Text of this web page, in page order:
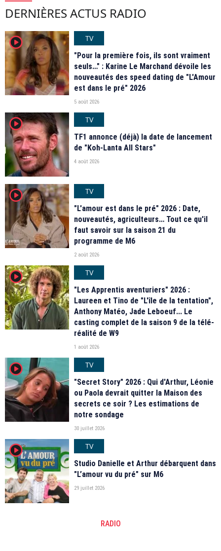
DERNIÈRES ACTUS RADIO
player2
TV
"Pour la première fois, ils sont vraiment
seuls…" : Karine Le Marchand dévoile les
nouveautés des speed dating de "L'Amour
est dans le pré" 2026
5 août 2026
player2
TV
TF1 annonce (déjà) la date de lancement
de "Koh-Lanta All Stars"
4 août 2026
player2
TV
"L'amour est dans le pré" 2026 : Date,
nouveautés, agriculteurs… Tout ce qu'il
faut savoir sur la saison 21 du
programme de M6
2 août 2026
player2
TV
"Les Apprentis aventuriers" 2026 :
Laureen et Tino de "L'île de la tentation",
Anthony Matéo, Jade Leboeuf... Le
casting complet de la saison 9 de la télé-
réalité de W9
1 août 2026
player2
TV
"Secret Story" 2026 : Qui d'Arthur, Léonie
ou Paola devrait quitter la Maison des
secrets ce soir ? Les estimations de
notre sondage
30 juillet 2026
player2
TV
Studio Danielle et Arthur débarquent dans
"L’amour vu du pré" sur M6
29 juillet 2026
RADIO